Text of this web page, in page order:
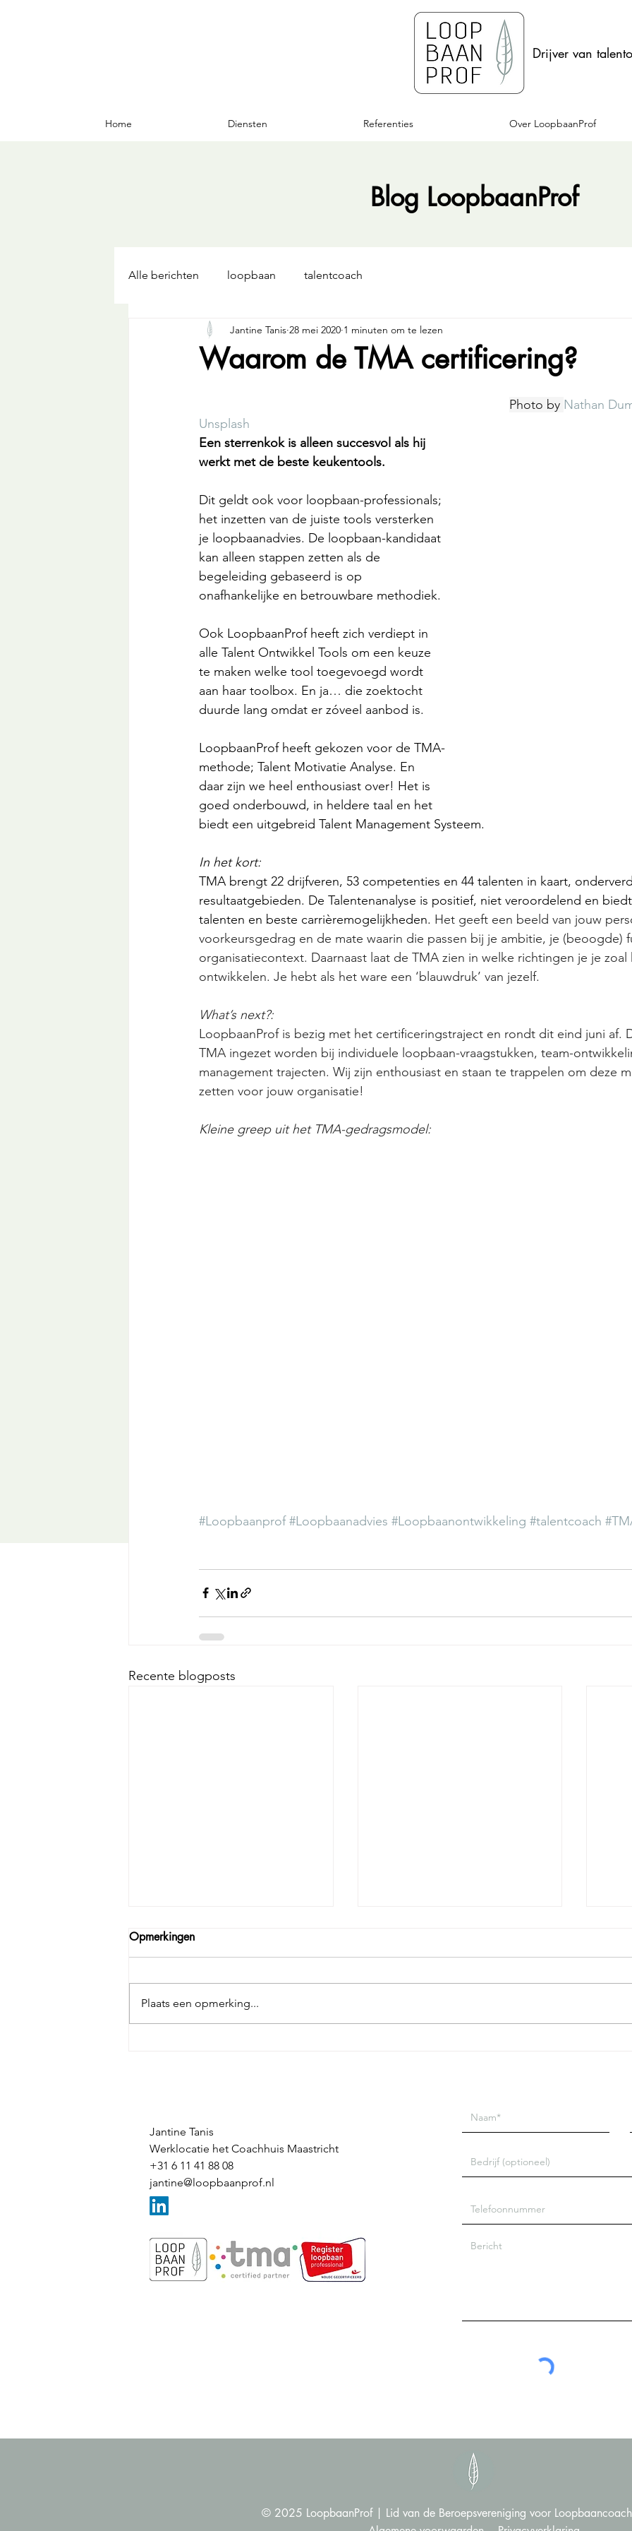
Drijver van
Home Diensten Referenties Over LoopbaanProf
Blog LoopbaanProf
Alle berichten loopbaan talentcoach
Waarom de TMA certificering?
Jantine Tanis 28 mei 2020 1 minuten om te lezen
Photo by Nathan
Unsplash
Een sterrenkok is alleen succesvol als hij
werkt met de beste keukentools.
Dit geldt ook voor loopbaan-professionals;
het inzetten van de juiste tools versterken
je loopbaanadvies. De loopbaan-kandidaat
kan alleen stappen zetten als de
begeleiding gebaseerd is op
onafhankelijke en betrouwbare methodiek.
Ook LoopbaanProf heeft zich verdiept in
alle Talent Ontwikkel Tools om een keuze
te maken welke tool toegevoegd wordt
aan haar toolbox. En ja… die zoektocht
duurde lang omdat er zóveel aanbod is.
LoopbaanProf heeft gekozen voor de TMA-
methode; Talent Motivatie Analyse. En
daar zijn we heel enthousiast over! Het is
goed onderbouwd, in heldere taal en het
biedt een uitgebreid Talent Management Systeem.
In het kort:
TMA brengt 22 drijfveren, 53 competenties en 44 talenten in kaart,
resultaatgebieden. De Talentenanalyse is positief, niet veroordelend en
talenten en beste carrièremogelijkheden. Het geeft een beeld van jouw
voorkeursgedrag en de mate waarin die passen bij je ambitie, je
organisatiecontext. Daarnaast laat de TMA zien in welke richtingen je je
ontwikkelen. Je hebt als het ware een ‘blauwdruk’ van jezelf.
What’s next?:
LoopbaanProf is bezig met het certificeringstraject en rondt dit eind juni af.
TMA ingezet worden bij individuele loopbaan-vraagstukken, team-
management trajecten. Wij zijn enthousiast en staan te trappelen om deze
zetten voor jouw organisatie!
Kleine greep uit het TMA-gedragsmodel:
#Loopbaanprof #Loopbaanadvies #Loopbaanontwikkeling #talentcoach
Recente blogposts
Opmerkingen
Plaats een opmerking...
Jantine Tanis
Werklocatie het Coachhuis Maastricht
+31 6 11 41 88 08
jantine@loopbaanprof.nl
© 2025 LoopbaanProf | Lid van de Beroepsvereniging voor